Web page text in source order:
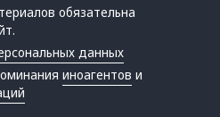
обязательна
данных
иноагентов и